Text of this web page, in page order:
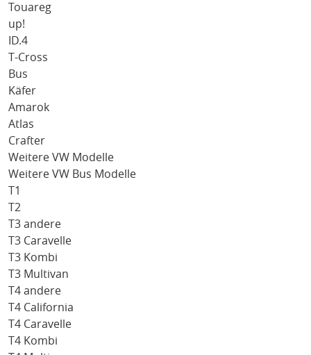
Touareg
up!
ID.4
T-Cross
Bus
Käfer
Amarok
Atlas
Crafter
Weitere VW Modelle
Weitere VW Bus Modelle
T1
T2
T3 andere
T3 Caravelle
T3 Kombi
T3 Multivan
T4 andere
T4 California
T4 Caravelle
T4 Kombi